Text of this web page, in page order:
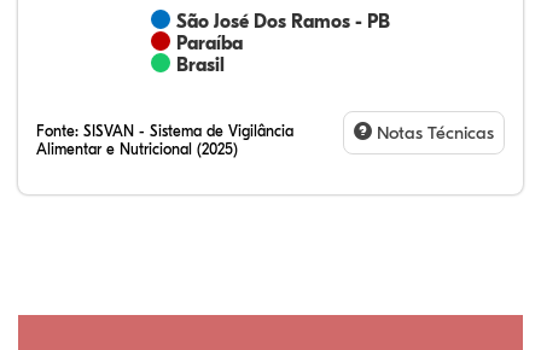
São José Dos Ramos - PB
Paraíba
Brasil
Fonte: SISVAN - Sistema de Vigilância
Alimentar e Nutricional (2025)
Notas Técnicas